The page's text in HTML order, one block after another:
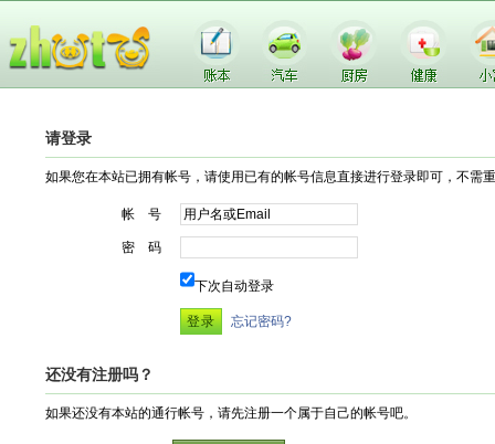
请登录
如果您在本站已拥有帐号，请使用已有的帐号信息直接进行登录即可，不需
帐 号
密 码
下次自动登录
忘记密码?
还没有注册吗？
如果还没有本站的通行帐号，请先注册一个属于自己的帐号吧。